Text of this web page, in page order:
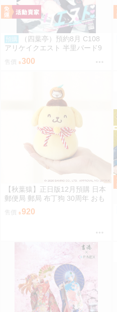
預購
（四葉亭）預約8月 C108
アリケイクエスト 半里バード9
售價 300
【秋葉猿】正日版12月預購 日本
郵便局 郵局 布丁狗 30周年 おも
ちもちもちマスコット 吊飾
920